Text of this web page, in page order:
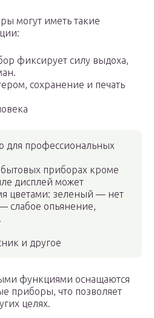
могут иметь такие
фиксирует силу выдоха,
сохранение и печать
для профессиональных
приборах кроме
дисплей может
цветами: зеленый — нет
слабое опьянение,
и другое
функциями оснащаются
приборы, что позволяет
целях.